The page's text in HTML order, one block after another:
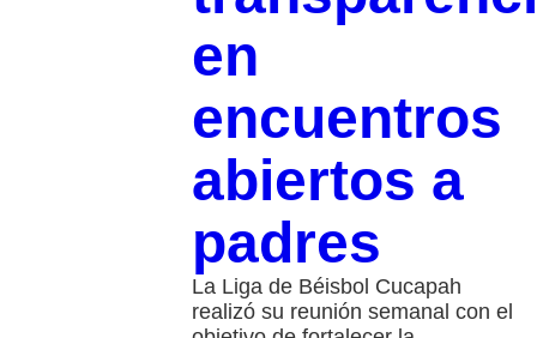
en
encuentros
abiertos a
padres
La Liga de Béisbol Cucapah
realizó su reunión semanal con el